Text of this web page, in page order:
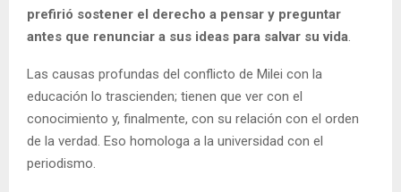
prefirió sostener el derecho a pensar y preguntar
antes que renunciar a sus ideas para salvar su vida.
Las causas profundas del conflicto de Milei con la
educación lo trascienden; tienen que ver con el
conocimiento y, finalmente, con su relación con el orden
de la verdad. Eso homologa a la universidad con el
periodismo.